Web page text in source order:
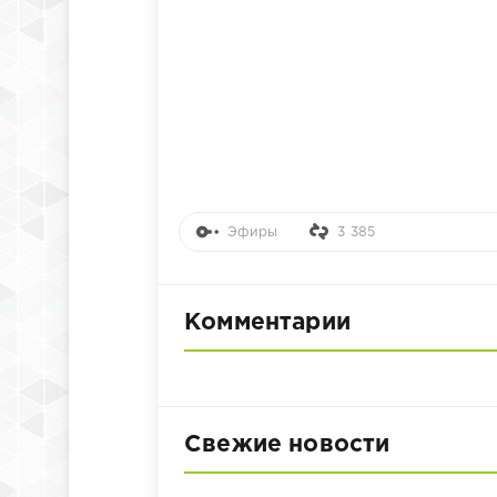
Эфиры 3 385
Комментарии
Свежие новости